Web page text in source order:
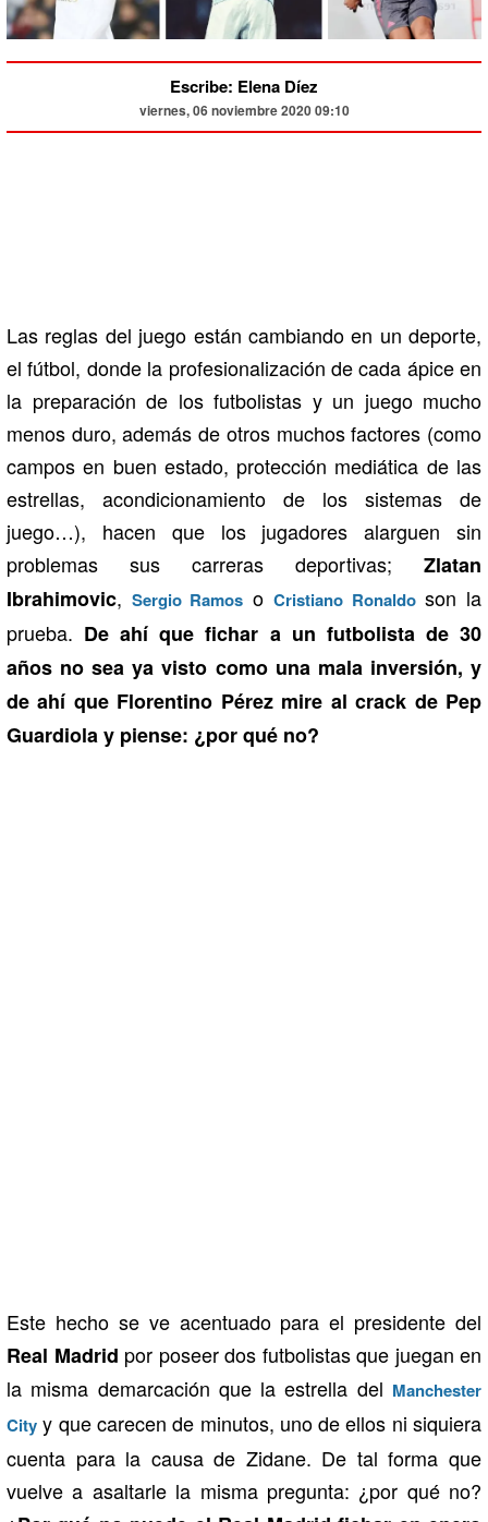
Escribe: Elena Díez
viernes, 06 noviembre 2020 09:10
Las reglas del juego están cambiando en un deporte,
el fútbol, donde la profesionalización de cada ápice en
la preparación de los futbolistas y un juego mucho
menos duro, además de otros muchos factores (como
campos en buen estado, protección mediática de las
estrellas, acondicionamiento de los sistemas de
juego…), hacen que los jugadores alarguen sin
problemas sus carreras deportivas; Zlatan
Ibrahimovic, Sergio Ramos o Cristiano Ronaldoson la
prueba. De ahí que fichar a un futbolista de 30
años no sea ya visto como una mala inversión, y
de ahí que Florentino Pérez mire al crack de Pep
Guardiola y piense: ¿por qué no?
Este hecho se ve acentuado para el presidente del
Real Madrid por poseer dos futbolistas que juegan en
la misma demarcación que la estrella del Manchester
City y que carecen de minutos, uno de ellos ni siquiera
cuenta para la causa de Zidane. De tal forma que
vuelve a asaltarle la misma pregunta: ¿por qué no?